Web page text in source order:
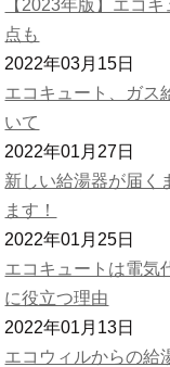
【2023年版】エコ
点も
2022年03月15日
エコキュート、ガス
いて
2022年01月27日
新しい給湯器が届く
ます！
2022年01月25日
エコキュートは電気
に役立つ理由
2022年01月13日
エコウィルからの給